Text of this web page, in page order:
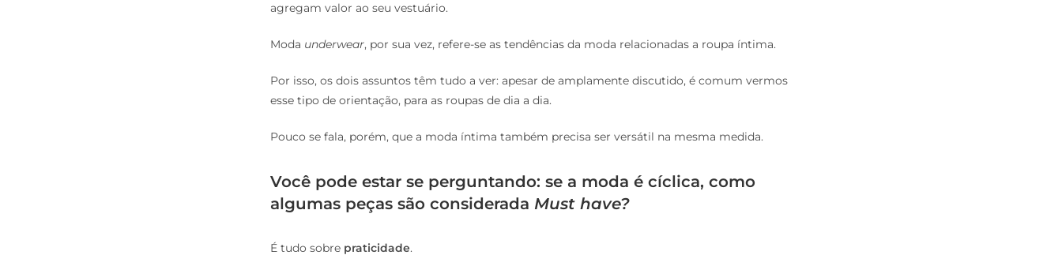
agregam valor ao seu vestuário.
Moda underwear, por sua vez, refere-se as tendências da moda relacionadas a roupa íntima.
Por isso, os dois assuntos têm tudo a ver: apesar de amplamente discutido, é comum vermos
esse tipo de orientação, para as roupas de dia a dia.
Pouco se fala, porém, que a moda íntima também precisa ser versátil na mesma medida.
Você pode estar se perguntando: se a moda é cíclica, como
algumas peças são considerada Must have?
É tudo sobre praticidade.